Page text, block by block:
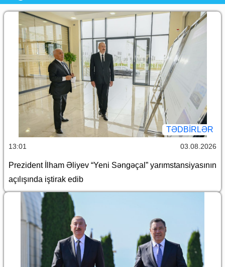
TƏDBIRLƏR
13:01 03.08.2026
Prezident İlham Əliyev “Yeni Səngəçal” yarımstansiyasının
açılışında iştirak edib